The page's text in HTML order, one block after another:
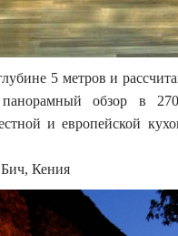
5 метров и
панорамный обзор в
и европейской
Кения